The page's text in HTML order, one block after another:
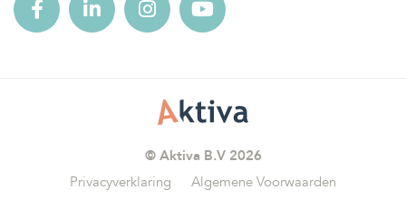
© Aktiva B.V 2026
Privacyverklaring
Algemene Voorwaarden